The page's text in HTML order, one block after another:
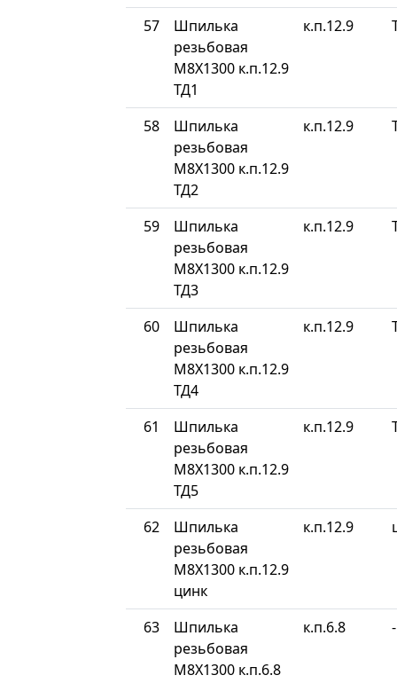
57
Шпилька
резьбовая
М8Х1300 к.п.12.9
ТД1
к.п.12.9
58
Шпилька
резьбовая
М8Х1300 к.п.12.9
ТД2
к.п.12.9
59
Шпилька
резьбовая
М8Х1300 к.п.12.9
ТД3
к.п.12.9
60
Шпилька
резьбовая
М8Х1300 к.п.12.9
ТД4
к.п.12.9
61
Шпилька
резьбовая
М8Х1300 к.п.12.9
ТД5
к.п.12.9
62
Шпилька
резьбовая
М8Х1300 к.п.12.9
цинк
к.п.12.9
63
Шпилька
резьбовая
М8Х1300 к.п.6.8
к.п.6.8 -